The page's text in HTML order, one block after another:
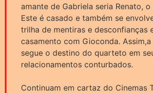
amante de Gabriela seria Renato,
Este é casado e também se
trilha de mentiras e desconfianças
casamento com Gioconda.
segue o destino do quarteto em
relacionamentos conturbados.
Continuam em cartaz do Cinemas